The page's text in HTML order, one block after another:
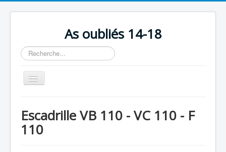
As oubliés 14-18
Rechercher
Basculer
la
Chronologie
Escadrilles
Escadrille VB 110 - VC 110 - F
110